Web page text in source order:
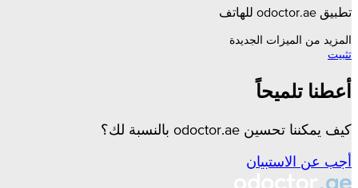
تطبيق odoctor.ae للهاتف
المزيد من الميزات الجديدة
تثبيت
أعطنا تلميحاً
كيف يمكننا تحسين odoctor.ae بالنسبة لك؟
أجب عن الاستبيان